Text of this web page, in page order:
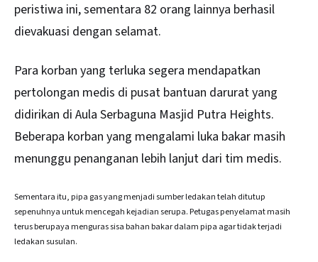
peristiwa ini, sementara 82 orang lainnya berhasil
dievakuasi dengan selamat.
Para korban yang terluka segera mendapatkan
pertolongan medis di pusat bantuan darurat yang
didirikan di Aula Serbaguna Masjid Putra Heights.
Beberapa korban yang mengalami luka bakar masih
menunggu penanganan lebih lanjut dari tim medis.
Sementara itu, pipa gas yang menjadi sumber ledakan telah ditutup
sepenuhnya untuk mencegah kejadian serupa. Petugas penyelamat masih
terus berupaya menguras sisa bahan bakar dalam pipa agar tidak terjadi
ledakan susulan.